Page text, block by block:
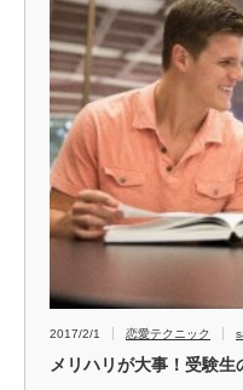
2017/2/1 恋愛テクニック
メリハリが大事！受験